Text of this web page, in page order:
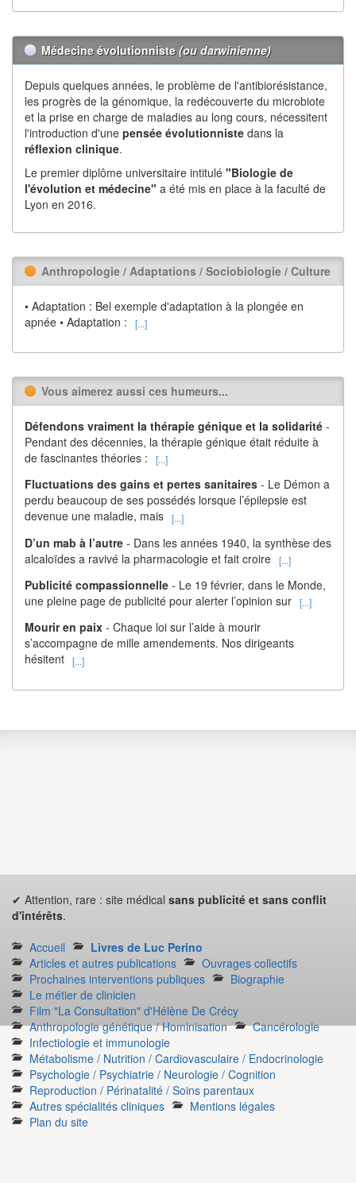
Médecine évolutionniste (ou darwinienne)
Depuis quelques années, le problème de l'antibiorésistance,
les progrès de la génomique, la redécouverte du microbiote
et la prise en charge de maladies au long cours, nécessitent
l'introduction d'une pensée évolutionniste dans la
réflexion clinique.
Le premier diplôme universitaire intitulé "Biologie de
l'évolution et médecine" a été mis en place à la faculté de
Lyon en 2016.
Anthropologie / Adaptations / Sociobiologie / Culture
• Adaptation : Bel exemple d'adaptation à la plongée en
apnée • Adaptation :
[...]
Vous aimerez aussi ces humeurs...
Défendons vraiment la thérapie génique et la solidarité -
Pendant des décennies, la thérapie génique était réduite à
de fascinantes théories :
[...]
Fluctuations des gains et pertes sanitaires - Le Démon a
perdu beaucoup de ses possédés lorsque l’épilepsie est
devenue une maladie, mais [...]
D’un mab à l’autre - Dans les années 1940, la synthèse des
alcaloïdes a ravivé la pharmacologie et fait croire [...]
Publicité compassionnelle - Le 19 février, dans le Monde,
une pleine page de publicité pour alerter l’opinion sur [...]
Mourir en paix - Chaque loi sur l’aide à mourir
s’accompagne de mille amendements. Nos dirigeants
hésitent [...]
✔ Attention, rare : site médical sans publicité et sans conflit
d'intérêts.
Accueil
Livres de Luc Perino
Articles et autres publications
Ouvrages collectifs
Prochaines interventions publiques
Biographie
Le métier de clinicien
Film "La Consultation" d'Hélène De Crécy
Anthropologie génétique / Hominisation
Cancérologie
Infectiologie et immunologie
Métabolisme / Nutrition / Cardiovasculaire / Endocrinologie
Psychologie / Psychiatrie / Neurologie / Cognition
Reproduction / Périnatalité / Soins parentaux
Autres spécialités cliniques
Mentions légales
Plan du site